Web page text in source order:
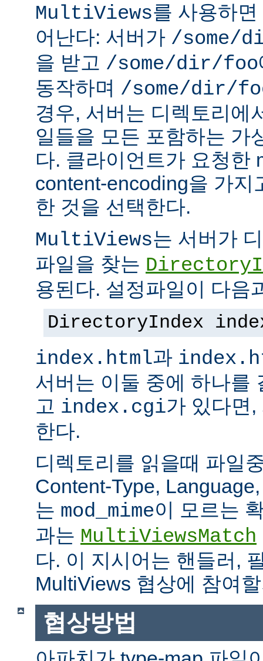
MultiViews를 사용하
어난다: 서버가 /some/
을 받고 /some/dir/foo
동작하며 /some/dir/
경우, 서버는 디렉토리에
일들을 모든 포함하는 가
다. 클라이언트가 요청한
content-encoding을 가지
한 것을 선택한다.
MultiViews는 서버가
파일을 찾는
용된다. 설정파일이 다음
DirectoryIndex
index.html과
서버는 이둘 중에 하나를
고 index.cgi가 있다면
한다.
디렉토리를 읽을때 파일
Content-Type,
는 mod_mime이 모르는
과는 MultiViewsMatch
다. 이 지시어는 핸들러,
MultiViews 협상에 참여
협상방법